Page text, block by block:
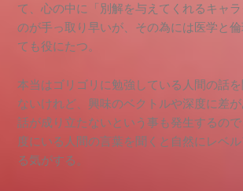
て、心の中に「別解を与えてくれるキャ
のが手っ取り早いが、その為には医学と
ても役にたつ。
本当はゴリゴリに勉強している人間の話
ないけれど、興味のベクトルや深度に差
話が成り立たないという事も発生するの
度にいる人間の言葉を聞くと自然にレベ
る気がする。